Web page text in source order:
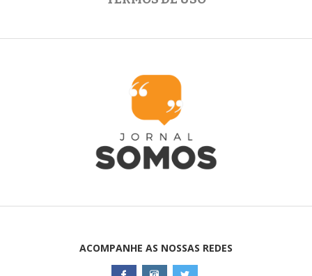
ACOMPANHE AS NOSSAS REDES